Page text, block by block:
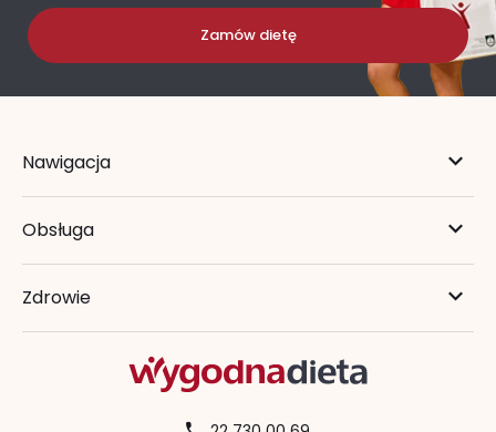
Zamów dietę
Nawigacja
Obsługa
Zdrowie